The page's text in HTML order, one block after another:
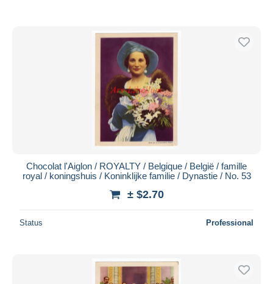
Chocolat l'Aiglon / ROYALTY / Belgique / België / famille
royal / koningshuis / Koninklijke familie / Dynastie / No. 53
± $2.70
Status Professional